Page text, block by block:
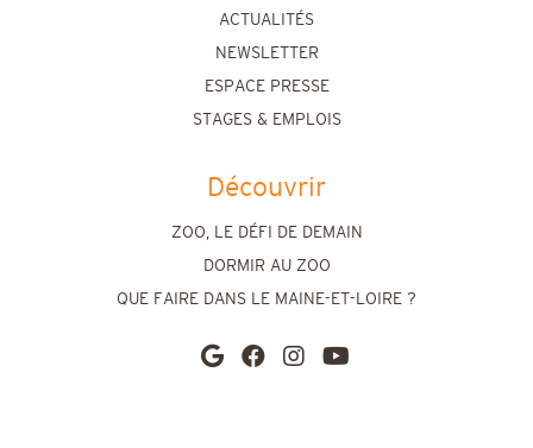
ACTUALITÉS
NEWSLETTER
ESPACE PRESSE
STAGES & EMPLOIS
Découvrir
ZOO, LE DÉFI DE DEMAIN
DORMIR AU ZOO
QUE FAIRE DANS LE MAINE-ET-LOIRE ?